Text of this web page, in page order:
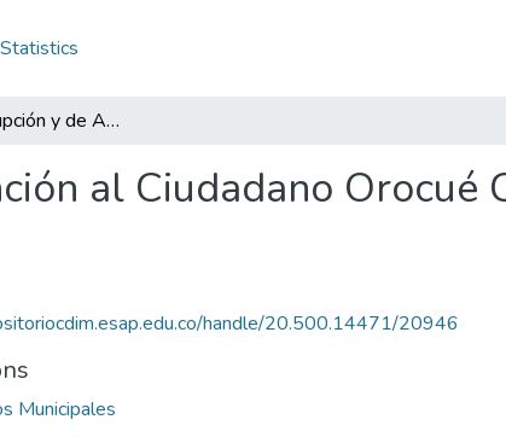
Statistics
Plan Anticorrupción y de Atención al Ciudadano Orocué Casanare 2013: PAAC Orocué Casanare 2013
al Ciudadano Orocué
handle/20.500.14471/20946
Municipales